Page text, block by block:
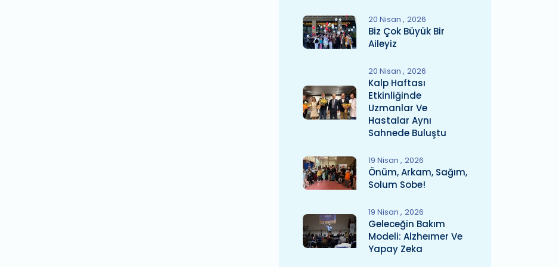
20 Nisan 2026
Biz Çok Büyük Bir
Aileyiz
20 Nisan 2026
Kalp Haftası
Etkinliğinde
Uzmanlar Ve
Hastalar Aynı
Sahnede Buluştu
19 Nisan 2026
Önüm, Arkam, Sağım,
Solum Sobe!
19 Nisan 2026
Geleceğin Bakım
Modeli: Alzheımer Ve
Yapay Zeka